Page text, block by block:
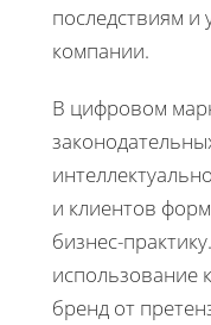
последствиям и
компании.
В цифровом
и клиентов
бизнес-
использование
бренд от